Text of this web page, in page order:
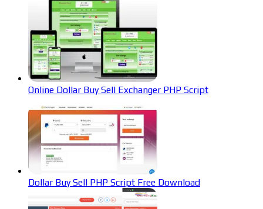
Online Dollar Buy Sell Exchanger PHP Script
Dollar Buy Sell PHP Script Free Download